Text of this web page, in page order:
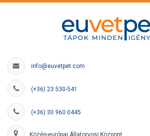
info@euvetpet.com
(+36) 23 530-541
(+36) 30 960 0445
Közép-európai Állatorvosi Központ